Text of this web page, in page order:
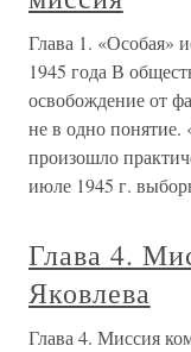
Глава 1. «Особая»
1945 года В
освобождение от
не в одно понятие.
произошло
июле 1945 г.
Глава 4.
Яковлева
Глава 4. Миссия